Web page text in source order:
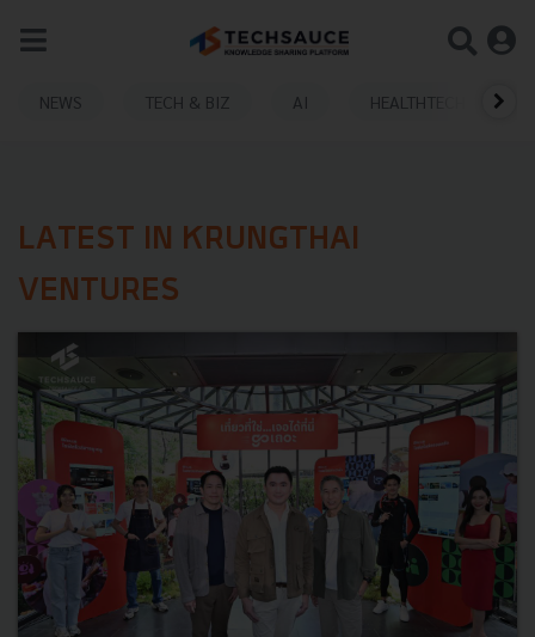
NEWS TECH & BIZ AI HEALTHTECH
LATEST IN KRUNGTHAI
VENTURES